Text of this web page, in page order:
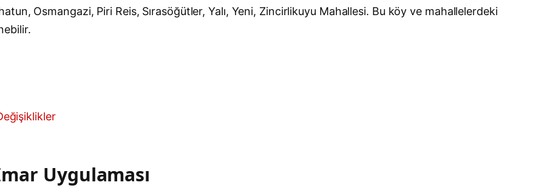
Osmangazi, Piri Reis, Sırasöğütler, Yalı, Yeni, Zincirlikuyu Mahallesi. Bu köy ve mahallelerdeki
Uygulaması